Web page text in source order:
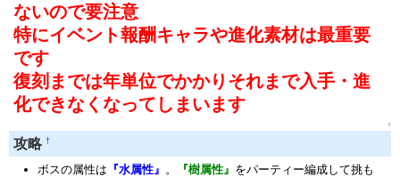
ないので要注意
特にイベント報酬キャラや進化素材は最重要
です
復刻までは年単位でかかりそれまで入手・進
化できなくなってしまいます
↑
攻略 †
ボスの属性は 『水属性』 。 『樹属性』 をパーティー編成して挑も